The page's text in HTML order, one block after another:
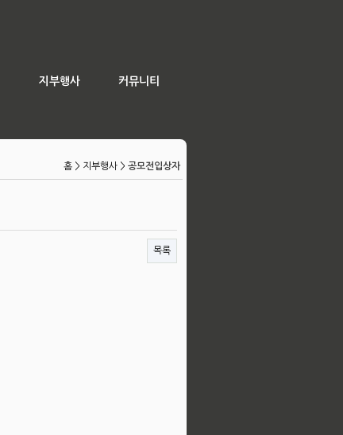
지부행사 커뮤니티
홈 > 지부행사 > 공모전입상자
목록